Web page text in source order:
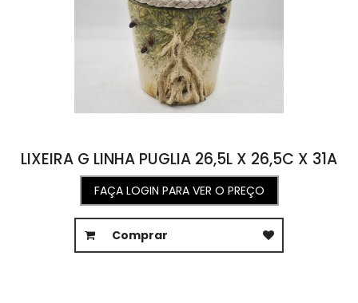
LIXEIRA G LINHA PUGLIA 26,5L X 26,5C X 31A
FAÇA LOGIN PARA VER O PREÇO
Comprar